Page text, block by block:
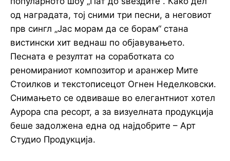
од наградата, тој сними три песни, а неговиот
прв сингл „Јас морам да се борам“ стана
вистински хит веднаш по објавувањето.
Песната е резултат на соработката со
реномираниот композитор и аранжер Мите
Стоилков и текстописецот Огнен Неделковски.
Снимањето се одвиваше во елегантниот хотел
Аурора спа ресорт, а за визуелната продукција
беше задолжена една од најдобрите – Арт
Студио Продукција.